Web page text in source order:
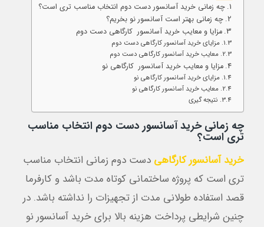
چه زمانی خرید آسانسور دست دوم انتخاب مناسب تری است؟
چه زمانی بهتر است آسانسور نو بخریم؟
مزایا و معایب خرید آسانسور کارگاهی دست دوم
مزایای خرید آسانسور کارگاهی دست دوم
معایب خرید آسانسور کارگاهی دست دوم
مزایا و معایب خرید آسانسور کارگاهی نو
مزایای خرید آسانسور کارگاهی نو
معایب خرید آسانسور کارگاهی نو
نتیجه گیری
چه زمانی خرید آسانسور دست دوم انتخاب مناسب
تری است؟
خرید آسانسور کارگاهی دست دوم زمانی انتخاب مناسب
تری است که پروژه ساختمانی کوتاه مدت باشد و کارفرما
قصد استفاده طولانی مدت از تجهیزات را نداشته باشد. در
چنین شرایطی پرداخت هزینه بالا برای خرید آسانسور نو